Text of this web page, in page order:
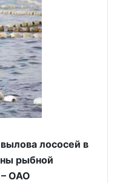
лососей в
рыбной
ОАО